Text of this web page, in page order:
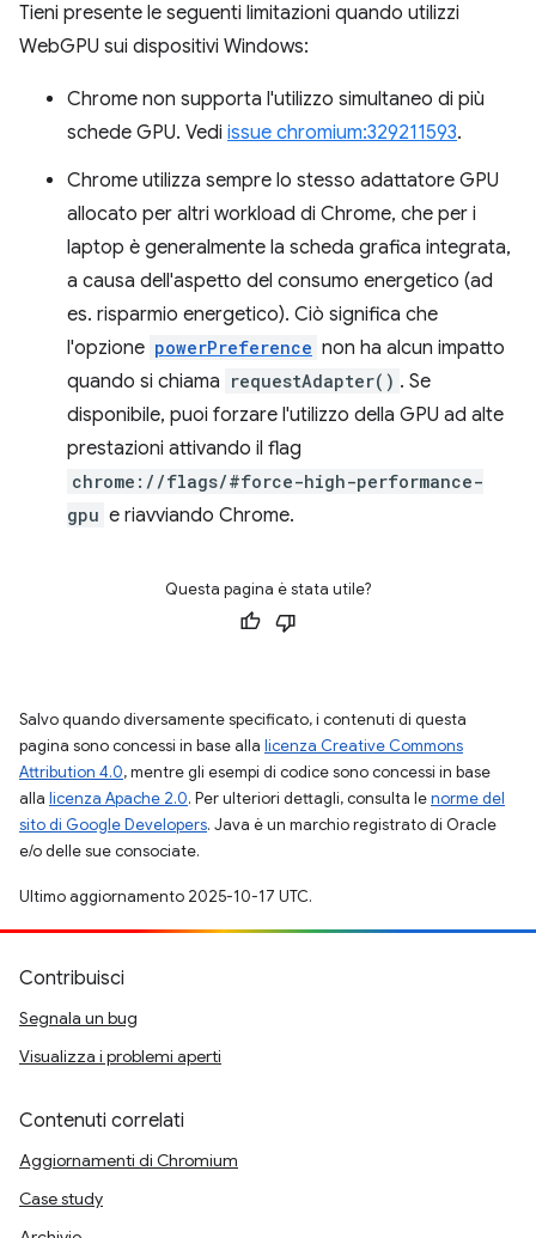
Tieni presente le seguenti limitazioni quando utilizzi
WebGPU sui dispositivi Windows:
Chrome non supporta l'utilizzo simultaneo di più
schede GPU. Vedi issue chromium:329211593.
Chrome utilizza sempre lo stesso adattatore GPU
allocato per altri workload di Chrome, che per i
laptop è generalmente la scheda grafica integrata,
a causa dell'aspetto del consumo energetico (ad
es. risparmio energetico). Ciò significa che
l'opzione powerPreference non ha alcun impatto
quando si chiama requestAdapter() . Se
disponibile, puoi forzare l'utilizzo della GPU ad alte
prestazioni attivando il flag
chrome://flags/#force-high-performance-
gpu e riavviando Chrome.
Questa pagina è stata utile?
Salvo quando diversamente specificato, i contenuti di questa
pagina sono concessi in base alla licenza Creative Commons
Attribution 4.0, mentre gli esempi di codice sono concessi in base
alla licenza Apache 2.0. Per ulteriori dettagli, consulta lenorme del
sito di Google Developers. Java è un marchio registrato di Oracle
e/o delle sue consociate.
Ultimo aggiornamento 2025-10-17 UTC.
Contribuisci
Segnala un bug
Visualizza i problemi aperti
Contenuti correlati
Aggiornamenti di Chromium
Case study